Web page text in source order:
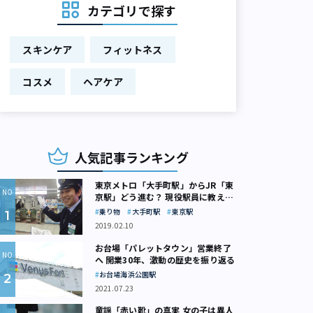
カテゴリで探す
スキンケア フィットネス
コスメ ヘアケア
人気記事ランキング
東京メトロ「大手町駅」からJR「東
京駅」どう進む？ 現役駅員に教えて
もらいました
乗り物 大手町駅
東京駅
2019.02.10
お台場「パレットタウン」営業終了
へ 開業30年、激動の歴史を振り返る
お台場海浜公園駅
2021.07.23
童謡「赤い靴」の真実 女の子は異人